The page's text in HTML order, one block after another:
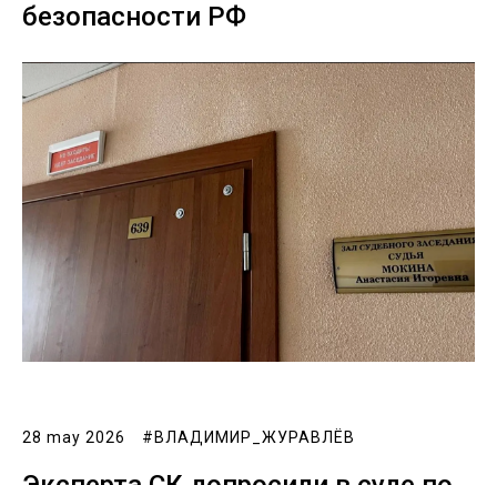
безопасности РФ
28 may 2026 #ВЛАДИМИР_ЖУРАВЛЁВ